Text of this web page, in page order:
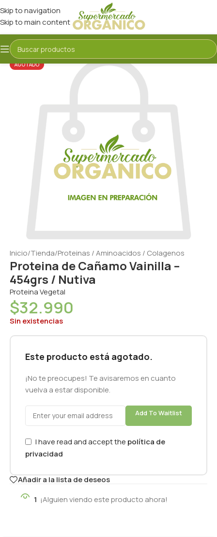
Skip to navigation
Skip to main content
AGOTADO
Inicio/Tienda/Proteinas / Aminoacidos / Colagenos
Proteina de Cañamo Vainilla –
454grs / Nutiva
Proteina Vegetal
$32.990
Sin existencias
Este producto está agotado.
¡No te preocupes! Te avisaremos en cuanto
vuelva a estar disponible.
Add To Waitlist
I have read and accept the política de
privacidad
Añadir a la lista de deseos
1 ¡Alguien viendo este producto ahora!